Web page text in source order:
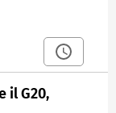
il G20,